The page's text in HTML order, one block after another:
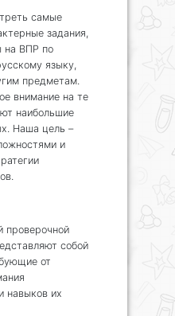
самые
задания,
на ВПР по
языку,
предметам.
внимание на те
наибольшие
Наша цель –
и
проверочной
собой
от
навыков их